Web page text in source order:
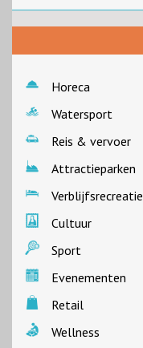
Horeca
Watersport
Reis & vervoer
Attractieparken
Verblijfsrecreatie
Cultuur
Sport
Evenementen
Retail
Wellness